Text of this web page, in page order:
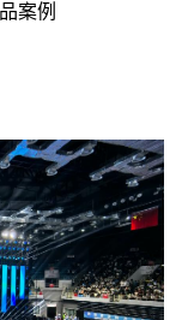
案例